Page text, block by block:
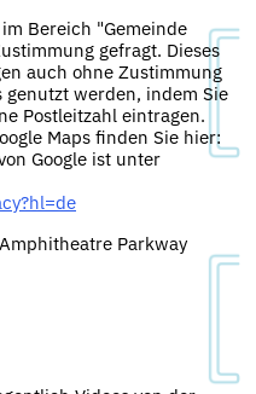
Bereich "Gemeinde
gefragt. Dieses
auch ohne Zustimmung
werden, indem Sie
Postleitzahl eintragen.
Maps finden Sie hier:
Google ist unter
Parkway